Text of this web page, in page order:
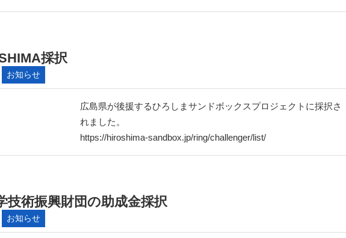
採択
お知らせ
広島県が後援するひろしまサンドボックスプロジェクトに採択さ
れました。
https://hiroshima-sandbox.jp/ring/challenger/list/
技術振興財団の助成金採択
お知らせ